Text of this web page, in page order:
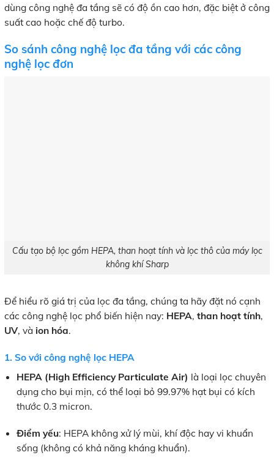
dùng công nghệ đa tầng sẽ có độ ồn cao hơn, đặc biệt ở công
suất cao hoặc chế độ turbo.
So sánh công nghệ lọc đa tầng với các công
nghệ lọc đơn
Cấu tạo bộ lọc gồm HEPA, than hoạt tính và lọc thô của máy lọc
không khí Sharp
Để hiểu rõ giá trị của lọc đa tầng, chúng ta hãy đặt nó cạnh
các công nghệ lọc phổ biến hiện nay: HEPA, than hoạt tính,
UV, và ion hóa.
1. So với công nghệ lọc HEPA
HEPA (High Efficiency Particulate Air) là loại lọc chuyên
dụng cho bụi mịn, có thể loại bỏ 99.97% hạt bụi có kích
thước 0.3 micron.
Điểm yếu: HEPA không xử lý mùi, khí độc hay vi khuẩn
sống (không có khả năng kháng khuẩn).